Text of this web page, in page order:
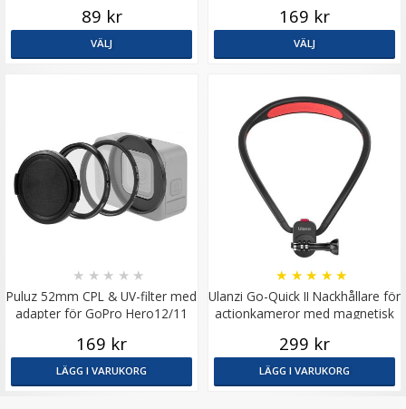
89 kr
VÄLJ
169 kr
VÄLJ
Puluz 52mm CPL & UV-filter med
adapter för GoPro Hero12/11
★ ★ ★ ★ ★
169 kr
LÄGG I VARUKORG
Ulanzi Go-Quick II Nackhållare för
actionkameror med magnetisk
★ ★ ★ ★ ★
299 kr
LÄGG I VARUKORG